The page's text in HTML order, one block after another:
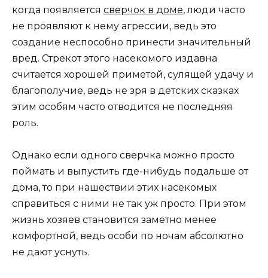
когда появляется сверчок в доме, люди часто
не проявляют к нему агрессии, ведь это
создание неспособно принести значительный
вред. Стрекот этого насекомого издавна
считается хорошей приметой, сулящей удачу и
благополучие, ведь не зря в детских сказках
этим особям часто отводится не последняя
роль.
Однако если одного сверчка можно просто
поймать и выпустить где-нибудь подальше от
дома, то при нашествии этих насекомых
справиться с ними не так уж просто. При этом
жизнь хозяев становится заметно менее
комфортной, ведь особи по ночам абсолютно
не дают уснуть.